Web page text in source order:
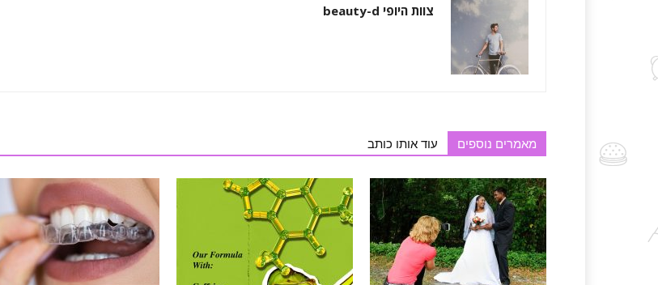
צוות היופי beauty-d
מאמרים נוספים עוד אותו כותב